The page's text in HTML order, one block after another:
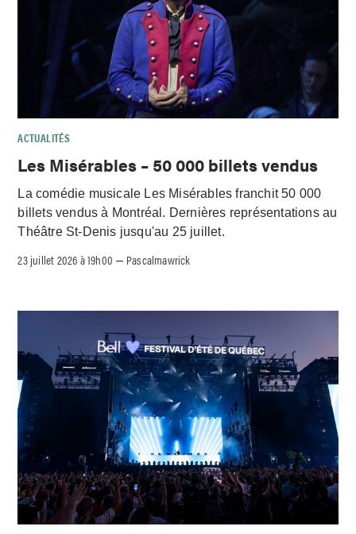
ACTUALITÉS
Les Misérables – 50 000 billets vendus
La comédie musicale Les Misérables franchit 50 000
billets vendus à Montréal. Dernières représentations au
Théâtre St-Denis jusqu'au 25 juillet.
23 juillet 2026 à 19h00 – Pascalmawrick